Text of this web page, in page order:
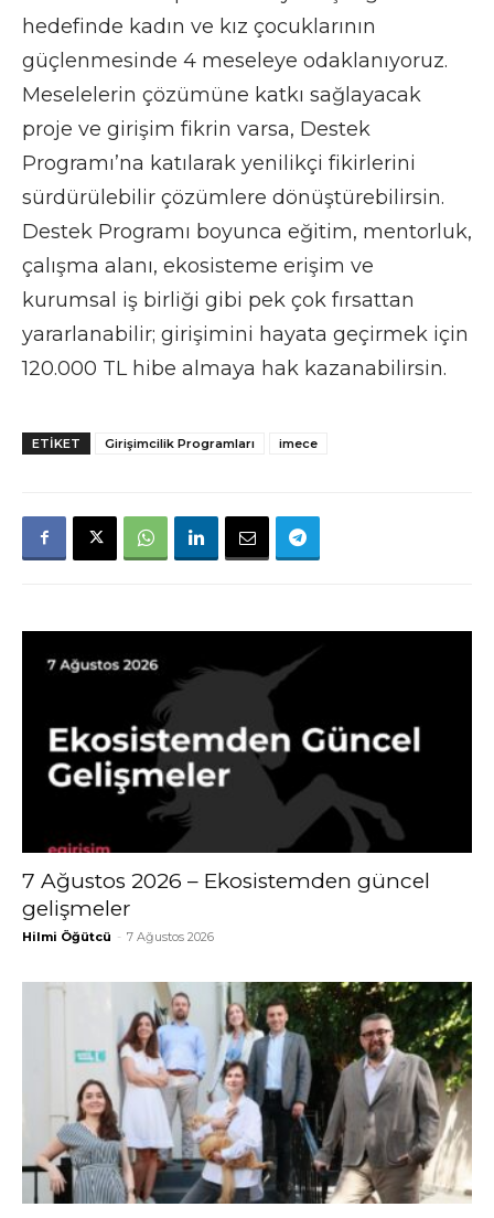
hedefinde kadın ve kız çocuklarının
güçlenmesinde 4 meseleye odaklanıyoruz.
Meselelerin çözümüne katkı sağlayacak
proje ve girişim fikrin varsa, Destek
Programı’na katılarak yenilikçi fikirlerini
sürdürülebilir çözümlere dönüştürebilirsin.
Destek Programı boyunca eğitim, mentorluk,
çalışma alanı, ekosisteme erişim ve
kurumsal iş birliği gibi pek çok fırsattan
yararlanabilir; girişimini hayata geçirmek için
120.000 TL hibe almaya hak kazanabilirsin.
ETIKET Girişimcilik Programları imece
7 Ağustos 2026 – Ekosistemden güncel
gelişmeler
Hilmi Öğütcü - 7 Ağustos 2026